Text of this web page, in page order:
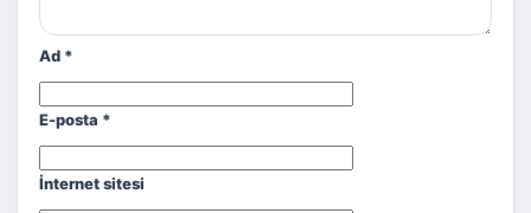
Ad *
E-posta *
İnternet sitesi